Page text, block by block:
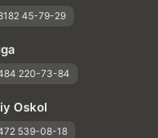
45-79-29
220-73-84
Oskol
539-08-18